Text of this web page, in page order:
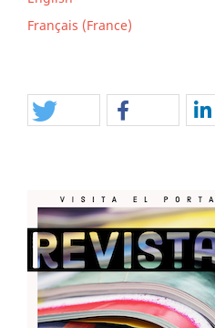
Français (France)